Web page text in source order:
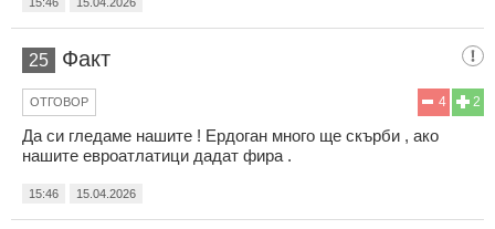
25 Факт
2
4
ОТГОВОР
Да си гледаме нашите ! Ердоган много ще скърби , ако
нашите евроатлатици дадат фира .
15:46 15.04.2026